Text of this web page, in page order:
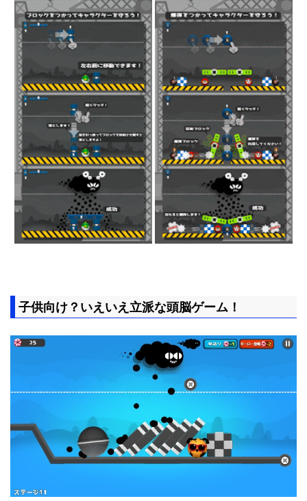
子供向け？いえいえ立派な頭脳ゲーム！